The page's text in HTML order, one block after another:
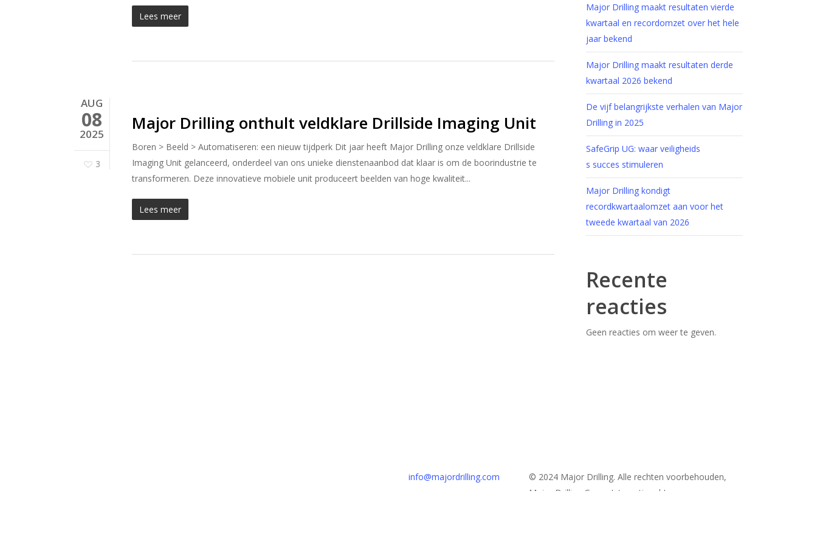
Lees meer
AUG
08
2025
3
Major Drilling onthult veldklare Drillside Imaging Unit
Boren > Beeld > Automatiseren: een nieuw tijdperk Dit jaar heeft Major Drilling onze veldklare Drillside
Imaging Unit gelanceerd, onderdeel van ons unieke dienstenaanbod dat klaar is om de boorindustrie te
transformeren. Deze innovatieve mobiele unit produceert beelden van hoge kwaliteit...
Lees meer
Major Drilling maakt resultaten vierde
kwartaal en recordomzet over het hele
jaar bekend
Major Drilling maakt resultaten derde
kwartaal 2026 bekend
De vijf belangrijkste verhalen van Major
Drilling in 2025
SafeGrip UG: waar veiligheids
s succes stimuleren
Major Drilling kondigt
recordkwartaalomzet aan voor het
tweede kwartaal van 2026
Recente
reacties
Geen reacties om weer te geven.
info@majordrilling.com
© 2024 Major Drilling. Alle rechten voorbehouden,
Major Drilling Group International Inc.